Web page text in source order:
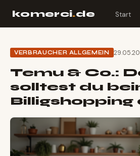
komerci.de Start
VERBRAUCHER ALLGEMEIN
Temu & Co.:
solltest du
Billigshopping